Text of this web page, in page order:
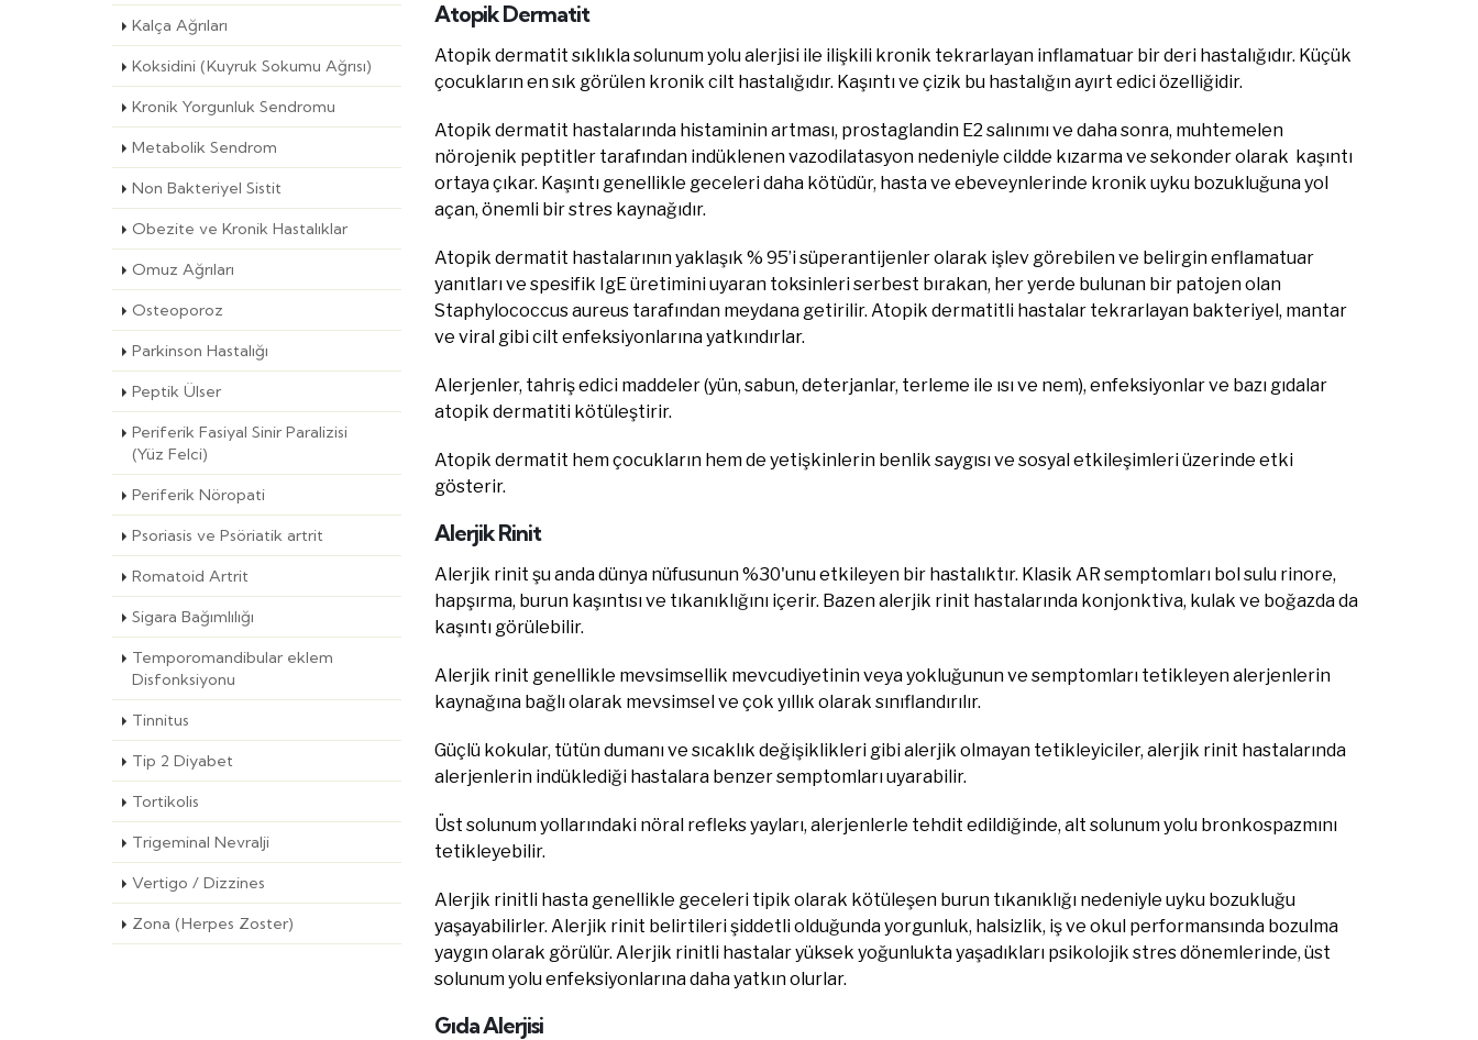
Kalça Ağrıları
Koksidini (Kuyruk Sokumu Ağrısı)
Kronik Yorgunluk Sendromu
Metabolik Sendrom
Non Bakteriyel Sistit
Obezite ve Kronik Hastalıklar
Omuz Ağrıları
Osteoporoz
Parkinson Hastalığı
Peptik Ülser
Periferik Fasiyal Sinir Paralizisi
(Yüz Felci)
Periferik Nöropati
Psoriasis ve Psöriatik artrit
Romatoid Artrit
Sigara Bağımlılığı
Temporomandibular eklem
Disfonksiyonu
Tinnitus
Tip 2 Diyabet
Tortikolis
Trigeminal Nevralji
Vertigo / Dizzines
Zona (Herpes Zoster)
Atopik Dermatit
Atopik dermatit sıklıkla solunum yolu alerjisi ile ilişkili kronik tekrarlayan inflamatuar bir deri hastalığıdır. Küçük
çocukların en sık görülen kronik cilt hastalığıdır. Kaşıntı ve çizik bu hastalığın ayırt edici özelliğidir.
Atopik dermatit hastalarında histaminin artması, prostaglandin E2 salınımı ve daha sonra, muhtemelen
nörojenik peptitler tarafından indüklenen vazodilatasyon nedeniyle cildde kızarma ve sekonder olarak kaşıntı
ortaya çıkar. Kaşıntı genellikle geceleri daha kötüdür, hasta ve ebeveynlerinde kronik uyku bozukluğuna yol
açan, önemli bir stres kaynağıdır.
Atopik dermatit hastalarının yaklaşık % 95’i süperantijenler olarak işlev görebilen ve belirgin enflamatuar
yanıtları ve spesifik IgE üretimini uyaran toksinleri serbest bırakan, her yerde bulunan bir patojen olan
Staphylococcus aureus tarafından meydana getirilir. Atopik dermatitli hastalar tekrarlayan bakteriyel, mantar
ve viral gibi cilt enfeksiyonlarına yatkındırlar.
Alerjenler, tahriş edici maddeler (yün, sabun, deterjanlar, terleme ile ısı ve nem), enfeksiyonlar ve bazı gıdalar
atopik dermatiti kötüleştirir.
Atopik dermatit hem çocukların hem de yetişkinlerin benlik saygısı ve sosyal etkileşimleri üzerinde etki
gösterir.
Alerjik Rinit
Alerjik rinit şu anda dünya nüfusunun %30'unu etkileyen bir hastalıktır. Klasik AR semptomları bol sulu rinore,
hapşırma, burun kaşıntısı ve tıkanıklığını içerir. Bazen alerjik rinit hastalarında konjonktiva, kulak ve boğazda da
kaşıntı görülebilir.
Alerjik rinit genellikle mevsimsellik mevcudiyetinin veya yokluğunun ve semptomları tetikleyen alerjenlerin
kaynağına bağlı olarak mevsimsel ve çok yıllık olarak sınıflandırılır.
Güçlü kokular, tütün dumanı ve sıcaklık değişiklikleri gibi alerjik olmayan tetikleyiciler, alerjik rinit hastalarında
alerjenlerin indüklediği hastalara benzer semptomları uyarabilir.
Üst solunum yollarındaki nöral refleks yayları, alerjenlerle tehdit edildiğinde, alt solunum yolu bronkospazmını
tetikleyebilir.
Alerjik rinitli hasta genellikle geceleri tipik olarak kötüleşen burun tıkanıklığı nedeniyle uyku bozukluğu
yaşayabilirler. Alerjik rinit belirtileri şiddetli olduğunda yorgunluk, halsizlik, iş ve okul performansında bozulma
yaygın olarak görülür. Alerjik rinitli hastalar yüksek yoğunlukta yaşadıkları psikolojik stres dönemlerinde, üst
solunum yolu enfeksiyonlarına daha yatkın olurlar.
Gıda Alerjisi